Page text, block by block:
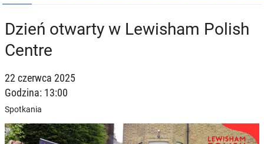
Dzień otwarty w Lewisham Polish
Centre
22 czerwca 2025
Godzina: 13:00
Spotkania